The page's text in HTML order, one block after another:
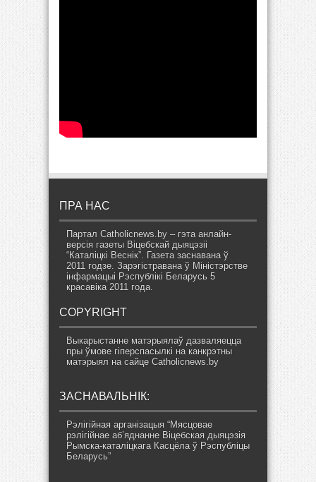
ПРА НАС
Партал Catholicnews.by – гэта анлайн-
версія газеты Віцебскай дыяцэзіі
“Каталіцкі Веснік”. Газета заснавана ў
2011 годзе. Зарэгістравана ў Міністэрстве
інфармацыі Рэспублікі Беларусь 5
красавіка 2011 года.
COPYRIGHT
Выкарыстанне матэрыялаў дазваляецца
пры ўмове гіперспасылкі на канкрэтны
матэрыял на сайце Catholicnews.by
ЗАСНАВАЛЬНІК:
Рэлігійная арганізацыя “Мясцовае
рэлігійнае аб’яднанне Віцебская дыяцэзія
Рымска-каталіцкага Касцёла ў Рэспубліцы
Беларусь”